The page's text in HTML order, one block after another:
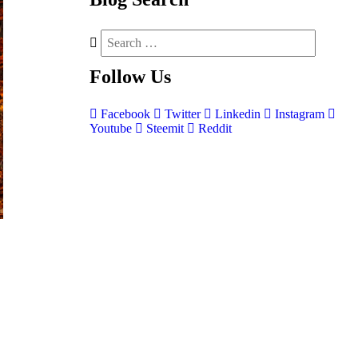
Follow Us
Facebook Twitter Linkedin
Instagram
Youtube
Steemit Reddit